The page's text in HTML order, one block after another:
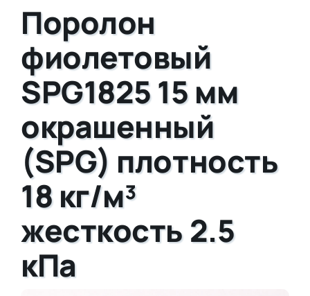
Поролон
фиолетовый
SPG1825 15 мм
окрашенный
(SPG) плотность
18 кг/м³
жесткость 2.5
кПа